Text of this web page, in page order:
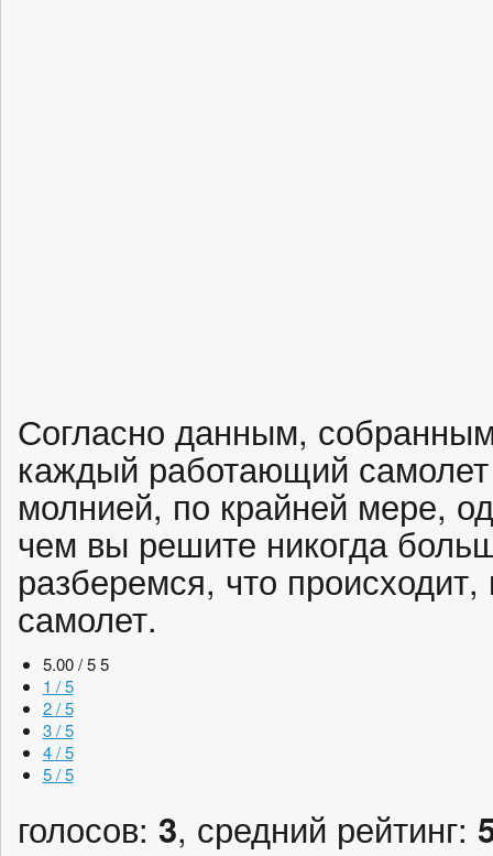
Согласно данным,
каждый работающий
молнией, по крайней мере,
чем вы решите никогда
разберемся, что
самолет.
5.00 / 5 5
1 / 5
2 / 5
3 / 5
4 / 5
5 / 5
голосов: 3, средний рейтинг: